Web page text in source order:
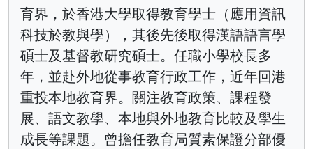
育界，於香港大學取得教育學士（應用資訊
科技於教與學），其後先後取得漢語語言學
碩士及基督教研究碩士。任職小學校長多
年，並赴外地從事教育行政工作，近年回港
重投本地教育界。關注教育政策、課程發
展、語文教學、本地與外地教育比較及學生
成長等課題。曾擔任教育局質素保證分部優